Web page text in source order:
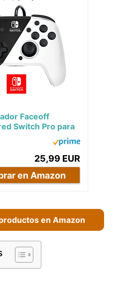
Faceoff
Switch Pro para
25,99 EUR
en Amazon
en Amazon